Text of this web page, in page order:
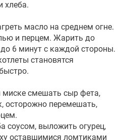
хлеба.
масло на среднем огне.
и перцем. Жарить до
до 6 минут с каждой стороны.
становятся
смешать сыр фета,
осторожно перемешать,
соусом, выложить огурец,
оставшимися ломтиками